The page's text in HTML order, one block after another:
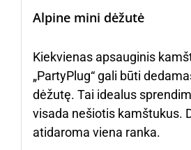
Alpine mini dėžutė
Kiekvienas apsauginis
„PartyPlug“ gali būti
dėžutę. Tai idealus
visada nešiotis kamštukus.
atidaroma viena ranka.